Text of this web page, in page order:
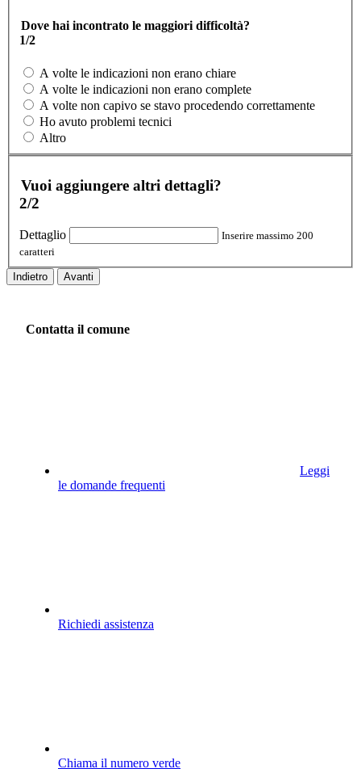
Dove hai incontrato le maggiori difficoltà?
1/2
A volte le indicazioni non erano chiare
A volte le indicazioni non erano complete
A volte non capivo se stavo procedendo correttamente
Ho avuto problemi tecnici
Altro
Vuoi aggiungere altri dettagli?
2/2
Dettaglio
Inserire massimo 200
caratteri
Indietro Avanti
Contatta il comune
Leggi
le domande frequenti
Richiedi assistenza
Chiama il numero verde